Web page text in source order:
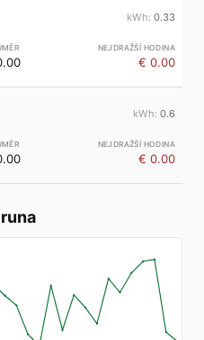
0.33
€ 0.00
0.6
€ 0.00